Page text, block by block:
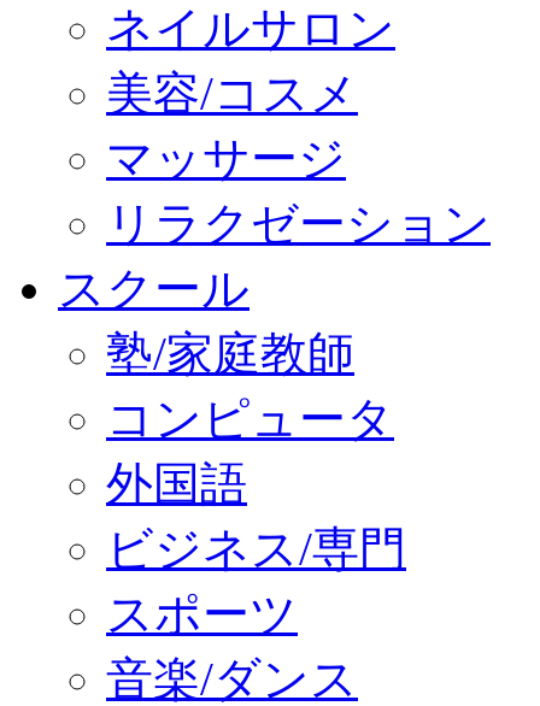
ネイルサロン
美容/コスメ
マッサージ
リラクゼーション
スクール
塾/家庭教師
コンピュータ
外国語
ビジネス/専門
スポーツ
音楽/ダンス